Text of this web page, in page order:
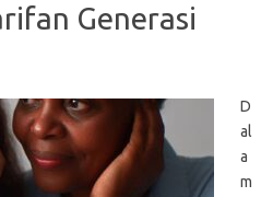
Generasi
D
al
a
m